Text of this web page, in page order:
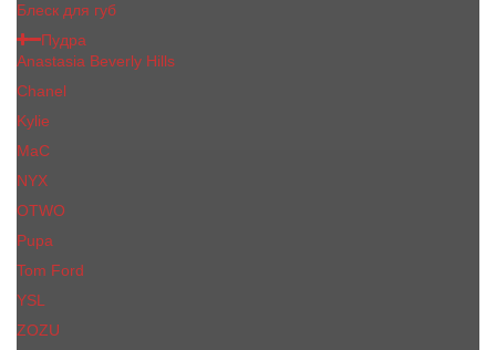
Блеск для губ
Пудра
Anastasia Beverly Hills
Chanel
Kylie
MaC
NYX
OTWO
Pupa
Tom Ford
YSL
ZOZU